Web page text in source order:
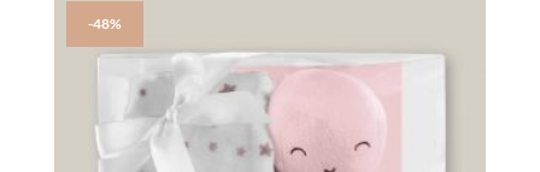
-48%